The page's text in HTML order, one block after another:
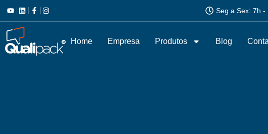
Seg a Sex: 7h -
Home Empresa Produtos Blog